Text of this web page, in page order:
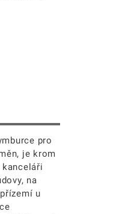
pro
je krom
na
u